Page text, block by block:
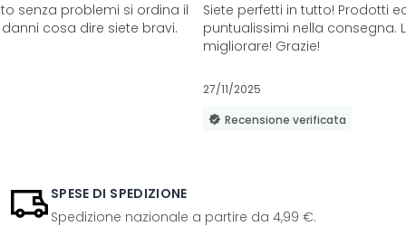
senza problemi si ordina il
cosa dire siete bravi.
Siete perfetti in tutto! Prodotti
puntualissimi nella consegna.
migliorare! Grazie!
27/11/2025
Recensione verificata
SPESE DI SPEDIZIONE
Spedizione nazionale a partire da 4,99 €.